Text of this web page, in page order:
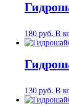
180 руб. В
130 руб. В